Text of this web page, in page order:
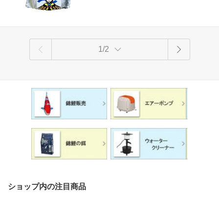
1/2
ショップ内の注目商品